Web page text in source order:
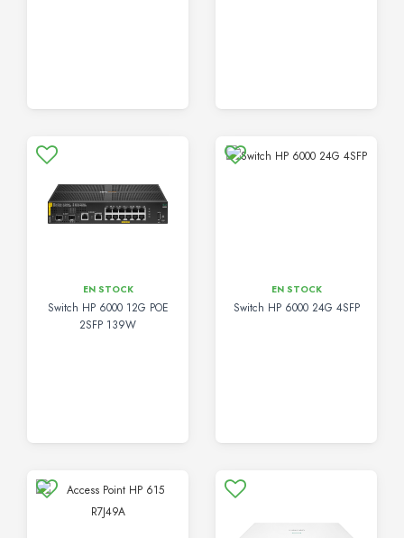
EN STOCK
Switch HP 6000 12G POE
2SFP 139W
EN STOCK
Switch HP 6000 24G 4SFP